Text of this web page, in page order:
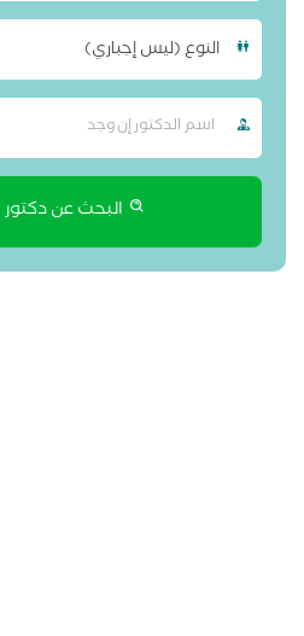
النوع (ليس إجباري)
البحث عن دكتور